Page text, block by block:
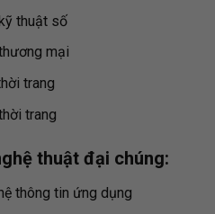
thuật số
mại
trang
trang
thuật đại chúng:
thông tin ứng dụng